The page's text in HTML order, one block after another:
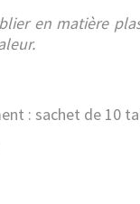
en matière
: sachet de 10